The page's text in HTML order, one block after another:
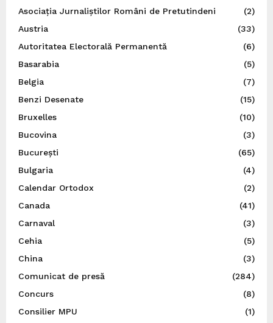
Asociația Jurnaliștilor Români de Pretutindeni
(2)
Austria
(33)
Autoritatea Electorală Permanentă
(6)
Basarabia
(5)
Belgia
(7)
Benzi Desenate
(15)
Bruxelles
(10)
Bucovina
(3)
București
(65)
Bulgaria
(4)
Calendar Ortodox
(2)
Canada
(41)
Carnaval
(3)
Cehia
(5)
China
(3)
Comunicat de presă
(284)
Concurs
(8)
Consilier MPU
(1)